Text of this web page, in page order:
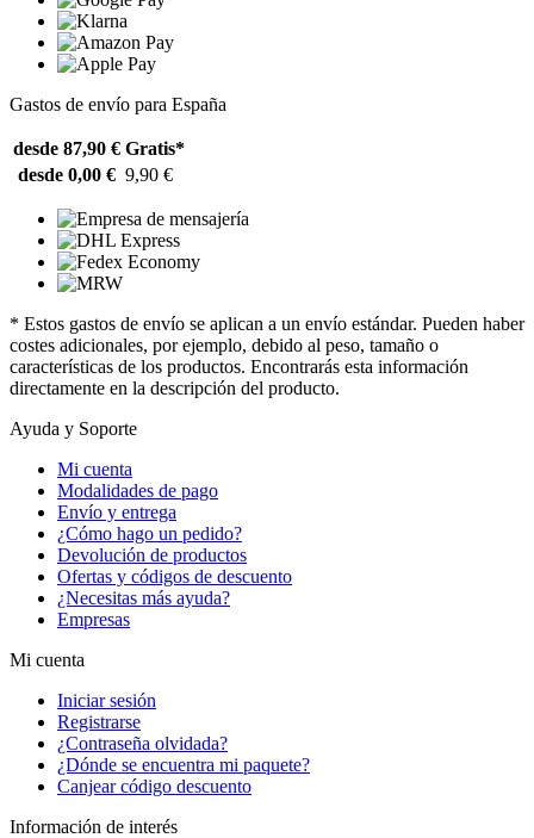
Gastos de envío para España
desde 87,90 € Gratis*
desde 0,00 € 9,90 €
* Estos gastos de envío se aplican a un envío estándar. Pueden haber
costes adicionales, por ejemplo, debido al peso, tamaño o
características de los productos. Encontrarás esta información
directamente en la descripción del producto.
Ayuda y Soporte
Mi cuenta
Modalidades de pago
Envío y entrega
¿Cómo hago un pedido?
Devolución de productos
Ofertas y códigos de descuento
¿Necesitas más ayuda?
Empresas
Mi cuenta
Iniciar sesión
Registrarse
¿Contraseña olvidada?
¿Dónde se encuentra mi paquete?
Canjear código descuento
Información de interés